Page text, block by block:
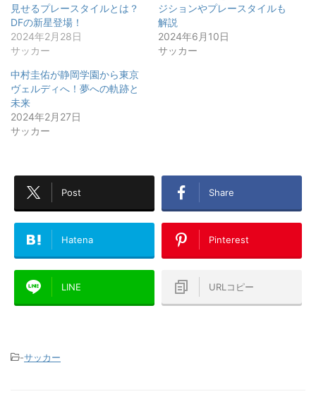
見せるプレースタイルとは？
DFの新星登場！
2024年2月28日
サッカー
ジションやプレースタイルも
解説
2024年6月10日
サッカー
中村圭佑が静岡学園から東京
ヴェルディへ！夢への軌跡と
未来
2024年2月27日
サッカー
Post Share
Hatena Pinterest
LINE URLコピー
-サッカー